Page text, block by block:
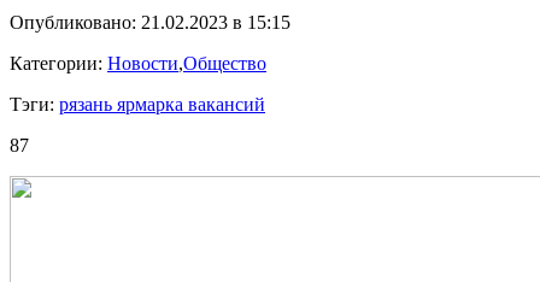
Опубликовано: 21.02.2023 в 15:15
Категории: Новости,Общество
Тэги: рязань ярмарка вакансий
87